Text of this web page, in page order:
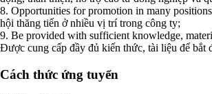
8. Opportunities for promotion in many
hội thăng tiến ở nhiều vị trí trong công ty;
9. Be provided with sufficient knowledge,
Được cung cấp đầy đủ kiến thức, tài liệu để bắt
Cách thức ứng tuyển